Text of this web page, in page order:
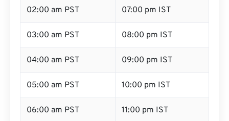
02:00 am PST 07:00 pm IST
03:00 am PST 08:00 pm IST
04:00 am PST 09:00 pm IST
05:00 am PST 10:00 pm IST
06:00 am PST 11:00 pm IST